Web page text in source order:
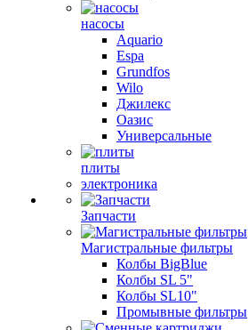
насосы
Aquario
Espa
Grundfos
Wilo
Джилекс
Оазис
Универсальные
плиты
электроника
Запчасти
Магистральные фильтры
Колбы BigBlue
Колбы SL 5"
Колбы SL10"
Промывные фильтры